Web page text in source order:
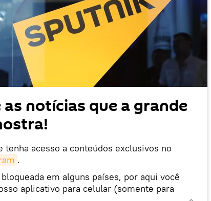
notícias que a grande
tenha acesso a conteúdos exclusivos no
.
em alguns países, por aqui você
aplicativo para celular (somente para